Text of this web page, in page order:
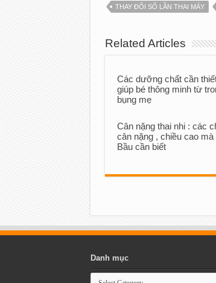
THAY ĐỔI SỐ LẦN THAI MÁY
Related Articles
Các dưỡng chất cần
giúp bé thông minh từ
bụng mẹ
Cân nặng thai nhi : các
cân nặng , chiều cao mà
Bầu cần biết
Danh mục
Danh